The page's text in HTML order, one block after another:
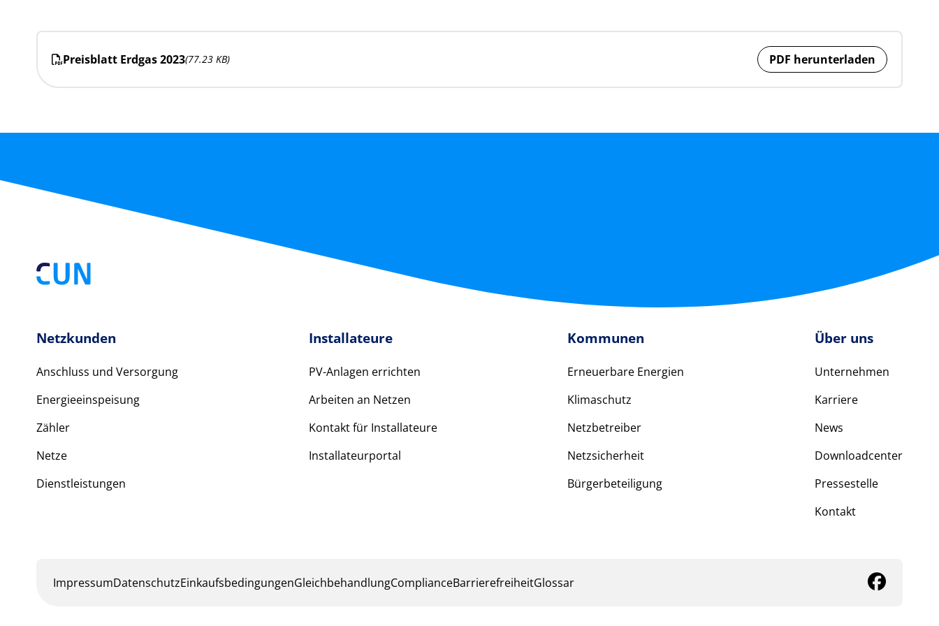
Preisblatt Erdgas 2023(77.23 KB) PDF herunterladen
Netzkunden
Anschluss und Versorgung
Energieeinspeisung
Zähler
Netze
Dienstleistungen
Installateure
PV-Anlagen errichten
Arbeiten an Netzen
Kontakt für Installateure
Installateurportal
Kommunen
Erneuerbare Energien
Klimaschutz
Netzbetreiber
Netzsicherheit
Bürgerbeteiligung
Über uns
Unternehmen
Karriere
News
Downloadcenter
Pressestelle
Kontakt
ImpressumDatenschutzEinkaufsbedingungenGleichbehandlungComplianceBarrierefreiheitGlossar